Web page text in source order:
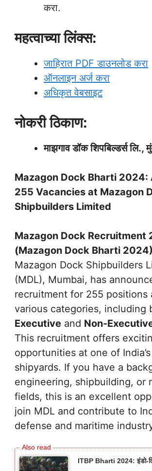
करा.
महत्वाच्या लिंक्स:
जाहिरात PDF डाउनलोड करा
ऑनलाइन अर्ज करा
अधिकृत वेबसाइट
नोकरी ठिकाण:
माझगाव डॉक शिपबिल्डर्स लि.,
Mazagon Dock Bharti 2024:
255 Vacancies at Mazagon
Shipbuilders Limited
Mazagon Dock Recruitment
(Mazagon Dock Bharti 2024)
Mazagon Dock Shipbuilders
(MDL), Mumbai, has
recruitment for 255 positions
various categories, including
Executive and Non-
This recruitment offers
opportunities at one of
shipyards. If you have a
engineering, shipbuilding, or
fields, this is an excellent
join MDL and contribute to
defense and maritime
ITBP Bharti 2024: इंडो-